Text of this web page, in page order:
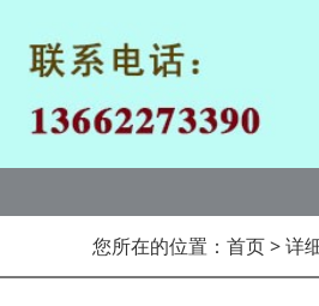
您所在的位置： 首页> 详